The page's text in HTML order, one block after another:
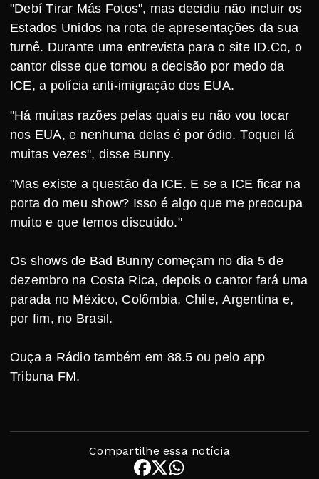
"Debí Tirar Más Fotos", mas decidiu não incluir os
Estados Unidos na rota de apresentações da sua
turnê. Durante uma entrevista para o site ID.Co, o
cantor disse que tomou a decisão por medo da
ICE, a polícia anti-imigração dos EUA.
"Há muitas razões pelas quais eu não vou tocar
nos EUA, e nenhuma delas é por ódio. Toquei lá
muitas vezes", disse Bunny.
"Mas existe a questão da ICE. E se a ICE ficar na
porta do meu show? Isso é algo que me preocupa
muito e que temos discutido."
Os shows de Bad Bunny começam no dia 5 de
dezembro na Costa Rica, depois o cantor fará uma
parada no México, Colômbia, Chile, Argentina e,
por fim, no Brasil.
Ouça a Rádio também em 88.5 ou pelo app
Tribuna FM.
Compartilhe essa notícia